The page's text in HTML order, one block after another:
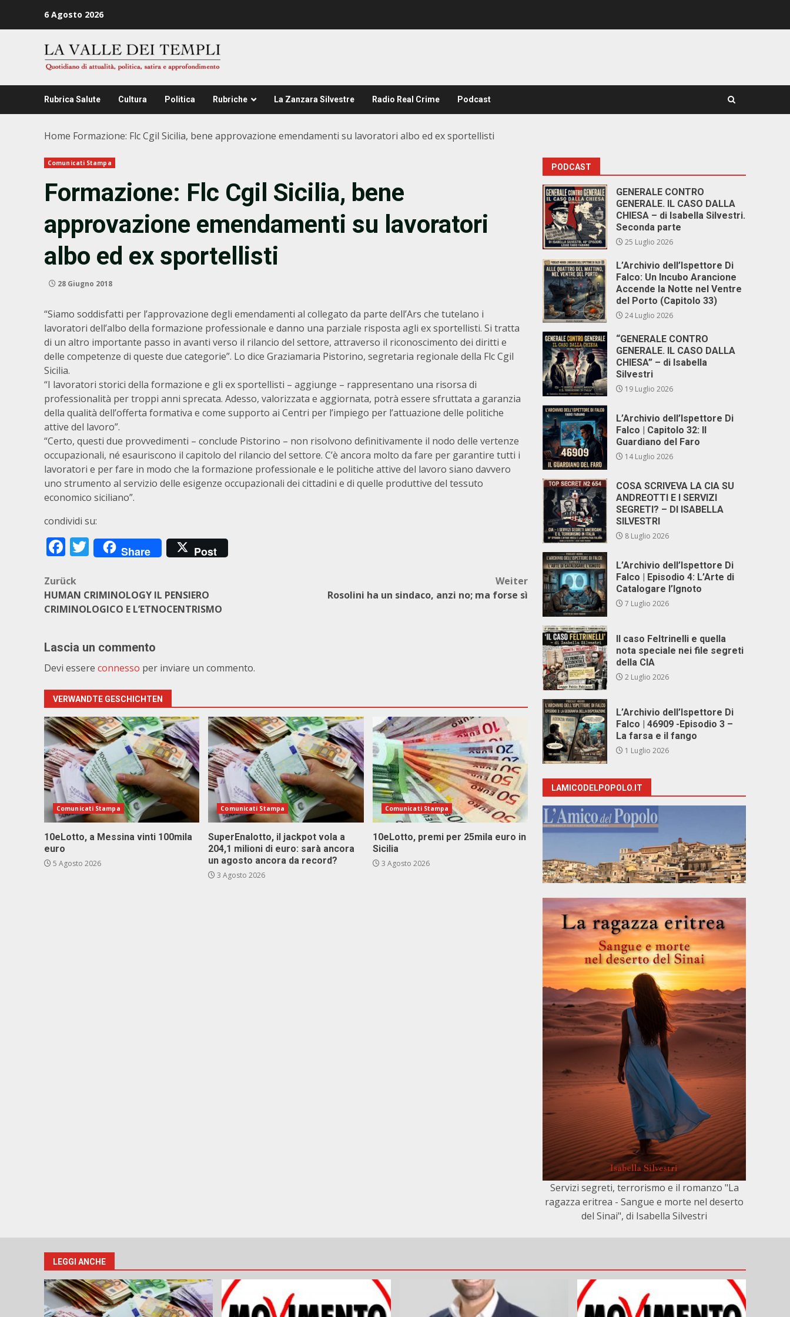
6 Agosto 2026
Rubrica Salute Cultura Politica Rubriche La Zanzara Silvestre Radio Real Crime Podcast
Home Formazione: Flc Cgil Sicilia, bene approvazione emendamenti su lavoratori albo ed ex sportellisti
Comunicati Stampa
Formazione: Flc Cgil Sicilia, bene
approvazione emendamenti su lavoratori
albo ed ex sportellisti
28 Giugno 2018
“Siamo soddisfatti per l’approvazione degli emendamenti al collegato da parte dell’Ars che tutelano i
lavoratori dell’albo della formazione professionale e danno una parziale risposta agli ex sportellisti. Si tratta
di un altro importante passo in avanti verso il rilancio del settore, attraverso il riconoscimento dei diritti e
delle competenze di queste due categorie”. Lo dice Graziamaria Pistorino, segretaria regionale della Flc Cgil
Sicilia.
“I lavoratori storici della formazione e gli ex sportellisti – aggiunge – rappresentano una risorsa di
professionalità per troppi anni sprecata. Adesso, valorizzata e aggiornata, potrà essere sfruttata a garanzia
della qualità dell’offerta formativa e come supporto ai Centri per l’impiego per l’attuazione delle politiche
attive del lavoro”.
“Certo, questi due provvedimenti – conclude Pistorino – non risolvono definitivamente il nodo delle vertenze
occupazionali, né esauriscono il capitolo del rilancio del settore. C’è ancora molto da fare per garantire tutti i
lavoratori e per fare in modo che la formazione professionale e le politiche attive del lavoro siano davvero
uno strumento al servizio delle esigenze occupazionali dei cittadini e di quelle produttive del tessuto
economico siciliano”.
condividi su:
Facebook
Twitter
Share Post
Beitragsnavigation
Zurück
HUMAN CRIMINOLOGY IL PENSIERO
CRIMINOLOGICO E L’ETNOCENTRISMO
Weiter
Rosolini ha un sindaco, anzi no; ma forse sì
Lascia un commento
Devi essere connesso per inviare un commento.
VERWANDTE GESCHICHTEN
Comunicati Stampa
10eLotto, a Messina vinti 100mila
euro
5 Agosto 2026
Comunicati Stampa
SuperEnalotto, il jackpot vola a
204,1 milioni di euro: sarà ancora
un agosto ancora da record?
3 Agosto 2026
Comunicati Stampa
10eLotto, premi per 25mila euro in
Sicilia
3 Agosto 2026
PODCAST
GENERALE CONTRO
GENERALE. IL CASO DALLA
CHIESA – di Isabella Silvestri.
Seconda parte
25 Luglio 2026
L’Archivio dell’Ispettore Di
Falco: Un Incubo Arancione
Accende la Notte nel Ventre
del Porto (Capitolo 33)
24 Luglio 2026
“GENERALE CONTRO
GENERALE. IL CASO DALLA
CHIESA” – di Isabella
Silvestri
19 Luglio 2026
L’Archivio dell’Ispettore Di
Falco | Capitolo 32: Il
Guardiano del Faro
14 Luglio 2026
COSA SCRIVEVA LA CIA SU
ANDREOTTI E I SERVIZI
SEGRETI? – DI ISABELLA
SILVESTRI
8 Luglio 2026
L’Archivio dell’Ispettore Di
Falco | Episodio 4: L’Arte di
Catalogare l’Ignoto
7 Luglio 2026
Il caso Feltrinelli e quella
nota speciale nei file segreti
della CIA
2 Luglio 2026
L’Archivio dell’Ispettore Di
Falco | 46909 -Episodio 3 –
La farsa e il fango
1 Luglio 2026
LAMICODELPOPOLO.IT
Servizi segreti, terrorismo e il romanzo "La
ragazza eritrea - Sangue e morte nel deserto
del Sinai", di Isabella Silvestri
LEGGI ANCHE